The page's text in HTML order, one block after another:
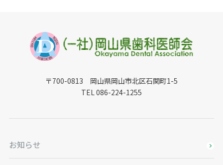
〒700-0813 岡山県岡山市北区石関町1-5
TEL 086-224-1255
お知らせ